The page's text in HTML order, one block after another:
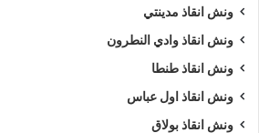
السيارات الذين يبحثون عن خدمة
كيف استفيد من مميزات
لإنقاذ السيارات ؟
ونش انقاذ مدينتي
ونش انقاذ وادي النطرون
ونش انقاذ طنطا
ونش انقاذ اول عباس
ونش انقاذ بولاق